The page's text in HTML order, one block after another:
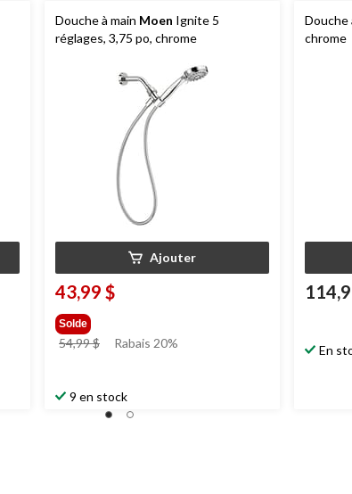
Douche à main Moen Ignite 5
réglages, 3,75 po, chrome
Ajouter
43,99 $
Solde
54,99 $
prixRabais 20%
9 en stock
Douche
chrome
En